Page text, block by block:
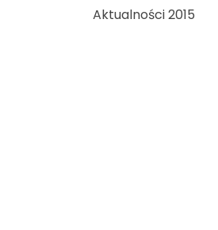
Aktualności 2015